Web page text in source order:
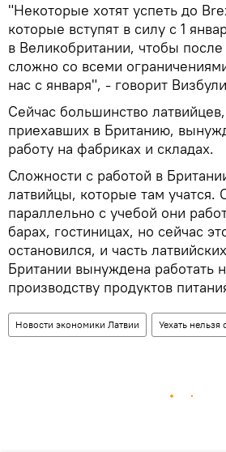
"Некоторые хотят успеть до
которые вступят в силу с 1
в Великобритании, чтобы
сложно со всеми
нас с января", - говорит
Сейчас большинство
приехавших в Британию,
работу на фабриках и складах.
Сложности с работой в
латвийцы, которые там учатся.
параллельно с учебой они
барах, гостиницах, но сейчас
остановился, и часть
Британии вынуждена работать
производству продуктов
Новости экономики Латвии Уехать нельзя